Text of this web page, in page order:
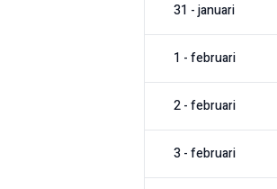
31 -januari
1 -februari
2-februari
3 -februari